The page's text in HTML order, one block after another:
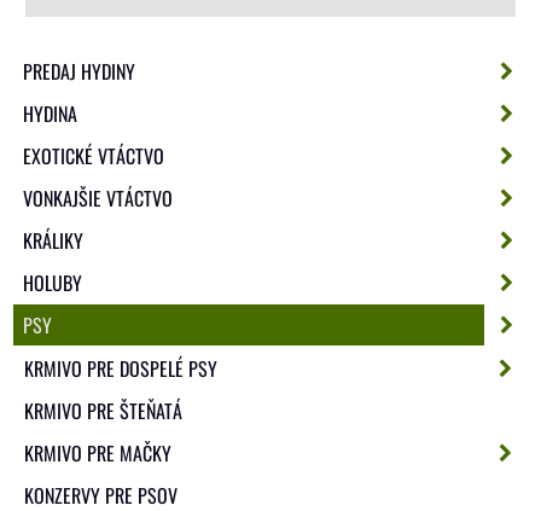
PREDAJ HYDINY
HYDINA
EXOTICKÉ VTÁCTVO
VONKAJŠIE VTÁCTVO
KRÁLIKY
HOLUBY
PSY
KRMIVO PRE DOSPELÉ PSY
KRMIVO PRE ŠTEŇATÁ
KRMIVO PRE MAČKY
KONZERVY PRE PSOV